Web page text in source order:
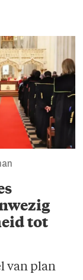
tot
van plan